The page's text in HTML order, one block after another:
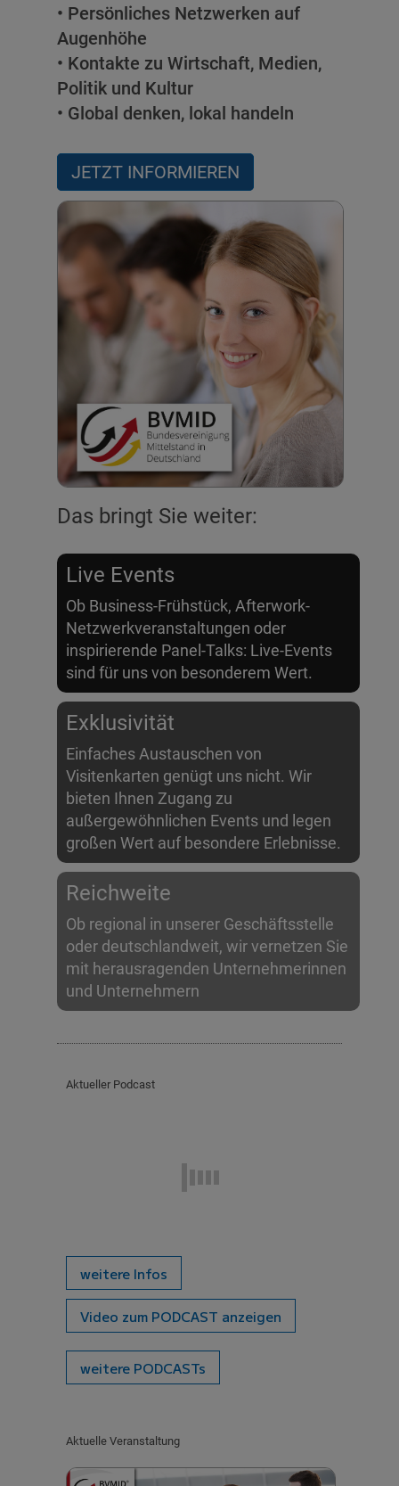
• Persönliches Netzwerken auf
Augenhöhe
• Kontakte zu Wirtschaft, Medien,
Politik und Kultur
• Global denken, lokal handeln
JETZT INFORMIEREN
Das bringt Sie weiter:
Live Events
Ob Business-Frühstück, Afterwork-
Netzwerkveranstaltungen oder
inspirierende Panel-Talks: Live-Events
sind für uns von besonderem Wert.
Exklusivität
Einfaches Austauschen von
Visitenkarten genügt uns nicht. Wir
bieten Ihnen Zugang zu
außergewöhnlichen Events und legen
großen Wert auf besondere Erlebnisse.
Reichweite
Ob regional in unserer Geschäftsstelle
oder deutschlandweit, wir vernetzen Sie
mit herausragenden Unternehmerinnen
und Unternehmern
Aktueller Podcast
weitere Infos
Video zum PODCAST anzeigen
weitere PODCASTs
Aktuelle Veranstaltung